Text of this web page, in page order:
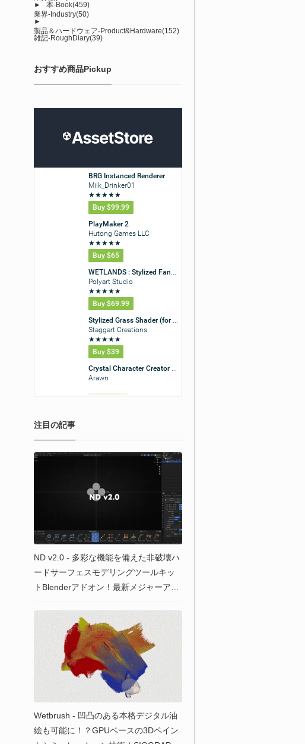
►
本-Book(459)
業界-Industry(50)
►
製品＆ハードウェア-Product&Hardware(152)
雑記-RoughDiary(39)
おすすめ商品Pickup
注目の記事
ND v2.0 - 多彩な機能を備えた非破壊ハ
ードサーフェスモデリングツールキッ
トBlenderアドオン！最新メジャーアッ
eoNodeの新機能も多数搭載！Extensio
nsから無料入手可能！
Wetbrush - 凹凸のある本格デジタル油
絵も可能に！？GPUベースの3Dペイン